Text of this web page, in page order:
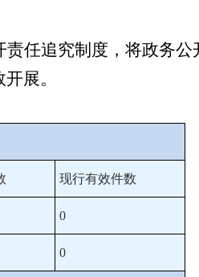
任追究制度，将政务
展。
现行有效件数
0
0